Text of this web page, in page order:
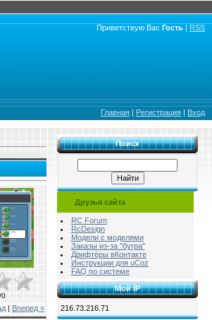
Приветствую Вас Гость | RSS
Главная | Регистрация | Вход
/0
Вперед »
Поиск
Друзья сайта
RC Forum
RcDesign
Модели с моделями
Заказы из-за "бугра"
Дрифтёры вКонтакте
Инструкции для uCoz
FAQ по системе
Мой IP
216.73.216.71